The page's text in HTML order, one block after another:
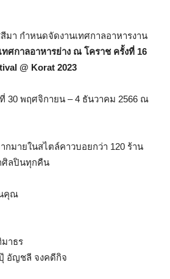
มา กำหนดจัดงานเทศกาลอาหารงาน
เทศกาลอาหารย่าง ณ โคราช ครั้งที่ 16
@ Korat 2023
30 พฤศจิกายน – 4 ธันวาคม 2566 ณ
กมายในสไตล์คาวบอยกว่า 120 ร้าน
ศิลปินทุกคืน
คุณ
าธร
อัญชลี จงคดีกิจ